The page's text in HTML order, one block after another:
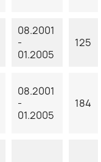
08.2001
-
01.2005
125
08.2001
-
01.2005
184